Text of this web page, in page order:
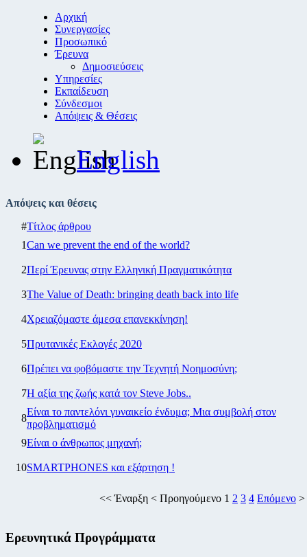
Αρχική
Συνεργασίες
Προσωπικό
Έρευνα
Δημοσιεύσεις
Υπηρεσίες
Εκπαίδευση
Σύνδεσμοι
Απόψεις & Θέσεις
English
Απόψεις και θέσεις
#Τίτλος άρθρου
1Can we prevent the end of the world?
2Περί Έρευνας στην Ελληνική Πραγματικότητα
3The Value of Death: bringing death back into life
4Χρειαζόμαστε άμεσα επανεκκίνηση!
5Πρυτανικές Εκλογές 2020
6Πρέπει να φοβόμαστε την Τεχνητή Νοημοσύνη;
7Η αξία της ζωής κατά τον Steve Jobs..
8
Είναι το παντελόνι γυναικείο ένδυμα; Μια συμβολή στον
προβληματισμό
9Είναι ο άνθρωπος μηχανή;
10SMARTPHONES και εξάρτηση !
<<Έναρξη < Προηγούμενο 1 2 3 4 Επόμενο >
Ερευνητικά Προγράμματα